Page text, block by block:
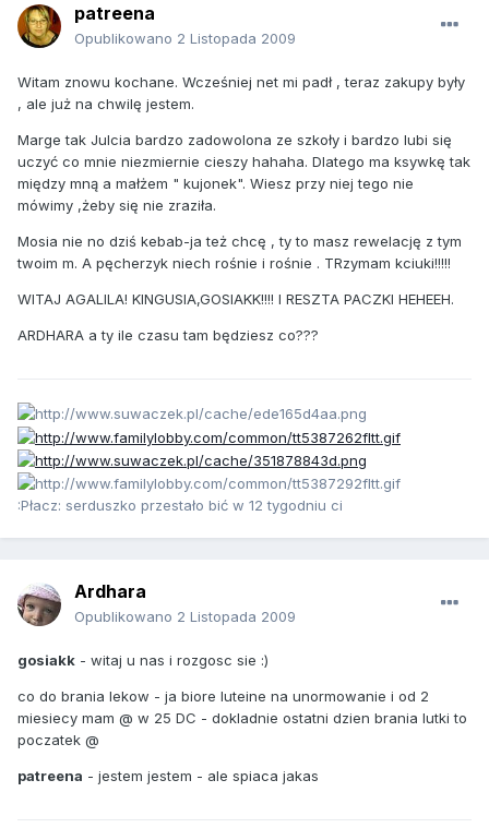
patreena
Opublikowano 2 Listopada 2009
Witam znowu kochane. Wcześniej net mi padł , teraz zakupy były
, ale już na chwilę jestem.
Marge tak Julcia bardzo zadowolona ze szkoły i bardzo lubi się
uczyć co mnie niezmiernie cieszy hahaha. Dlatego ma ksywkę tak
między mną a małżem " kujonek". Wiesz przy niej tego nie
mówimy ,żeby się nie zraziła.
Mosia nie no dziś kebab-ja też chcę , ty to masz rewelację z tym
twoim m. A pęcherzyk niech rośnie i rośnie . TRzymam kciuki!!!!!
WITAJ AGALILA! KINGUSIA,GOSIAKK!!!! I RESZTA PACZKI HEHEEH.
ARDHARA a ty ile czasu tam będziesz co???
:Płacz: serduszko przestało bić w 12 tygodniu ci
Ardhara
Opublikowano 2 Listopada 2009
gosiakk - witaj u nas i rozgosc sie :)
co do brania lekow - ja biore luteine na unormowanie i od 2
miesiecy mam @ w 25 DC - dokladnie ostatni dzien brania lutki to
poczatek @
patreena - jestem jestem - ale spiaca jakas